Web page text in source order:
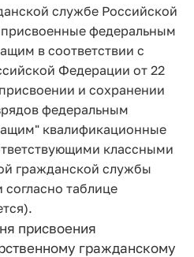
службе Российской
федеральным
в соответствии с
Федерации от 22
и сохранении
федеральным
квалификационные
классными
гражданской службы
таблице
присвоения
гражданскому